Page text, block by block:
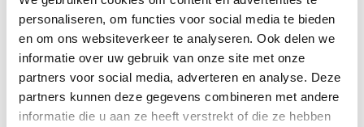
personaliseren, om functies voor social media te bieden
en om ons websiteverkeer te analyseren. Ook delen we
informatie over uw gebruik van onze site met onze
partners voor social media, adverteren en analyse. Deze
partners kunnen deze gegevens combineren met andere
informatie die u aan ze heeft verstrekt of die ze hebben
papier. Vanaf € 55,- wordt jouw bestelling
ook nog eens helemaalgratis verzonden.